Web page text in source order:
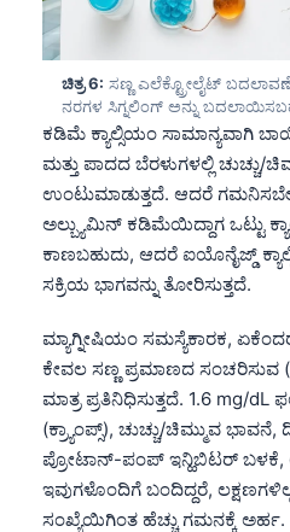
ಚಿತ್ರ 6: ಸಣ್ಣ ಎಲೆಕ್ಟ್ರೋಲೈಟ್
ನರಗಳ ಸಿಗ್ನಲಿಂಗ್ ಅನ್ನು
ಕಡಿಮೆ ಕ್ಯಾಲ್ಸಿಯಂ ಸಾಮಾನ್ಯವಾಗಿ
ಮತ್ತು ಪಾದದ ಬೆರಳುಗಳಲ್ಲಿ ಚುಚ್ಚು/
ಉಂಟುಮಾಡುತ್ತದೆ. ಆದರೆ
ಅಲ್ಬ್ಯುಮಿನ್ ಕಡಿಮೆಯಿದ್ದಾಗ ಒಟ್ಟು
ಕಾಣಬಹುದು, ಆದರೆ ಐಯೊನೈಜ್ಡ್
ಸಕ್ರಿಯ ಭಾಗವನ್ನು ತೋರಿಸುತ್ತದೆ.
ಮ್ಯಾಗ್ನೀಷಿಯಂ ಸಮಸ್ಯೆಕಾರಕ,
ಕೇವಲ ಸಣ್ಣ ಪ್ರಮಾಣದ ಸಂಚರಿಸುವ
ಮಾತ್ರ ಪ್ರತಿನಿಧಿಸುತ್ತದೆ. 1.6 mg/dL
(ಕ್ರ್ಯಾಂಪ್ಸ್), ಚುಚ್ಚು/ಚಿಮ್ಮುವ
ಪ್ರೋಟಾನ್-ಪಂಪ್ ಇನ್ಹಿಬಿಟರ್ ಬಳಕೆ,
ಇವುಗಳೊಂದಿಗೆ ಬಂದಿದ್ದರೆ,
ಸಂಖ್ಯೆಯಿಗಿಂತ ಹೆಚ್ಚು ಗಮನಕ್ಕೆ ಅರ್ಹ.
मराठी
தமிழ்
ગુજરાતી
മലയാളം
Tiếng Việt
Tagalog
ไทย
ဗမာစာ
ភាសាខ្មែរ
Kiswahili
አማርኛ